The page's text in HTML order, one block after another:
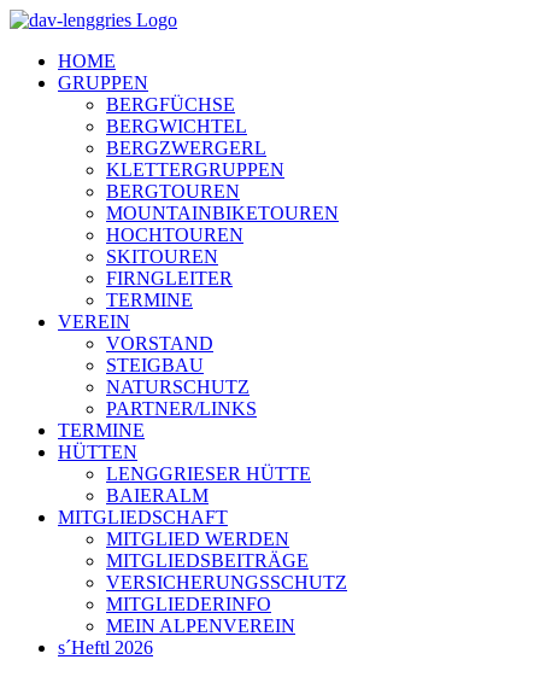
Zum
springenHOME
GRUPPEN
BERGFÜCHSE
BERGWICHTEL
BERGZWERGERL
KLETTERGRUPPEN
BERGTOUREN
MOUNTAINBIKETOUREN
HOCHTOUREN
SKITOUREN
FIRNGLEITER
TERMINE
VEREIN
VORSTAND
STEIGBAU
NATURSCHUTZ
PARTNER/LINKS
TERMINE
HÜTTEN
LENGGRIESER HÜTTE
BAIERALM
MITGLIEDSCHAFT
MITGLIED WERDEN
MITGLIEDSBEITRÄGE
VERSICHERUNGSSCHUTZ
MITGLIEDERINFO
MEIN ALPENVEREIN
s´Heftl 2026